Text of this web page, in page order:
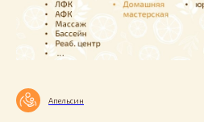
Апельсин